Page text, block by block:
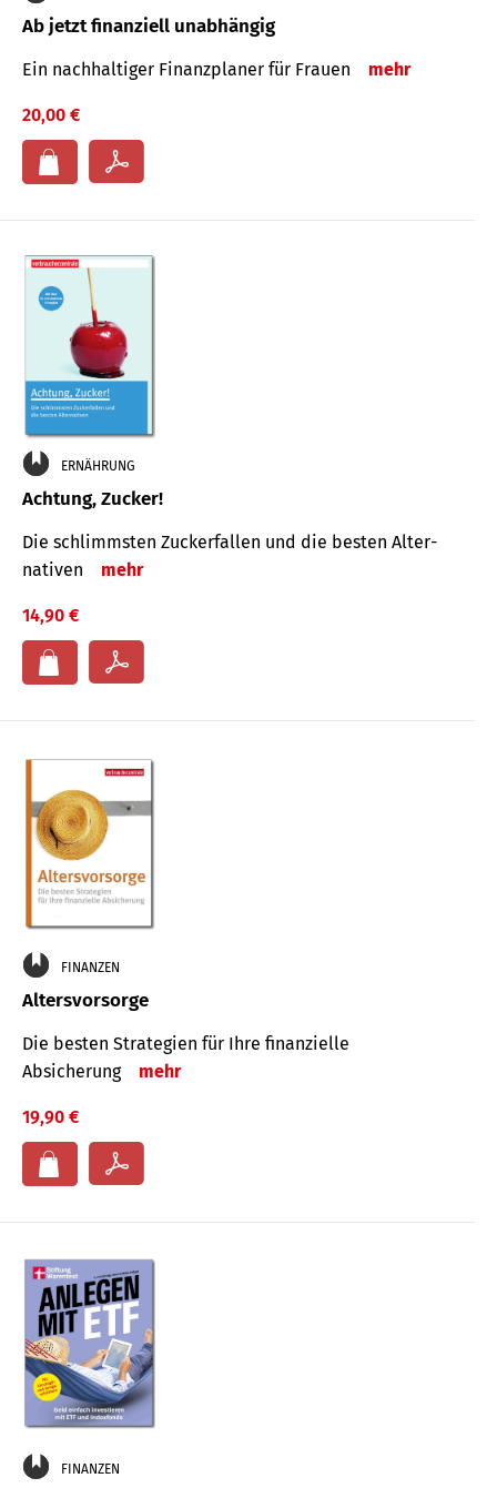
Ab jetzt finanziell unabhängig
Ein nachhaltiger Finanzplaner für Frauen mehr
20,00 €
ERNÄHRUNG
Achtung, Zucker!
Die schlimmsten Zucker­fallen und die besten Alter­
nativen
mehr
14,90 €
FINANZEN
Altersvorsorge
Die besten Strategien für Ihre finanzielle
Absicherung
mehr
19,90 €
FINANZEN